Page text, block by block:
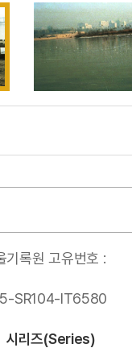
기록원 고유번호 :
SR104-IT6580
시리즈(Series)